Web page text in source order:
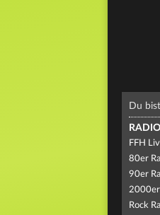
Du
RADIO
FFH
80er
90er
2000er
Rock